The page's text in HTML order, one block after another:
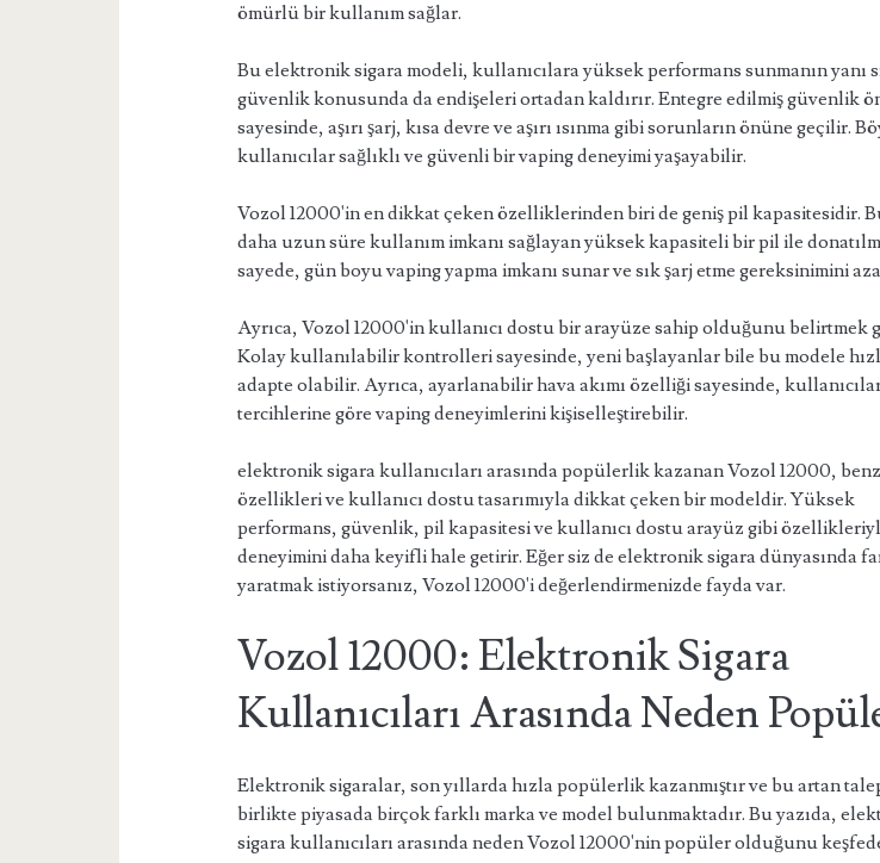
ömürlü bir kullanım sağlar.
Bu elektronik sigara modeli, kullanıcılara yüksek performans sunmanın yanı
güvenlik konusunda da endişeleri ortadan kaldırır. Entegre edilmiş güvenlik
sayesinde, aşırı şarj, kısa devre ve aşırı ısınma gibi sorunların önüne geçilir.
kullanıcılar sağlıklı ve güvenli bir vaping deneyimi yaşayabilir.
Vozol 12000'in en dikkat çeken özelliklerinden biri de geniş pil kapasitesidir.
daha uzun süre kullanım imkanı sağlayan yüksek kapasiteli bir pil ile
sayede, gün boyu vaping yapma imkanı sunar ve sık şarj etme gereksinimini
Ayrıca, Vozol 12000'in kullanıcı dostu bir arayüze sahip olduğunu belirtmek
Kolay kullanılabilir kontrolleri sayesinde, yeni başlayanlar bile bu modele
adapte olabilir. Ayrıca, ayarlanabilir hava akımı özelliği sayesinde,
tercihlerine göre vaping deneyimlerini kişiselleştirebilir.
elektronik sigara kullanıcıları arasında popülerlik kazanan Vozol 12000,
özellikleri ve kullanıcı dostu tasarımıyla dikkat çeken bir modeldir. Yüksek
performans, güvenlik, pil kapasitesi ve kullanıcı dostu arayüz gibi
deneyimini daha keyifli hale getirir. Eğer siz de elektronik sigara dünyasında
yaratmak istiyorsanız, Vozol 12000'i değerlendirmenizde fayda var.
Vozol 12000: Elektronik Sigara
Kullanıcıları Arasında Neden
Elektronik sigaralar, son yıllarda hızla popülerlik kazanmıştır ve bu artan
birlikte piyasada birçok farklı marka ve model bulunmaktadır. Bu yazıda,
sigara kullanıcıları arasında neden Vozol 12000'nin popüler olduğunu